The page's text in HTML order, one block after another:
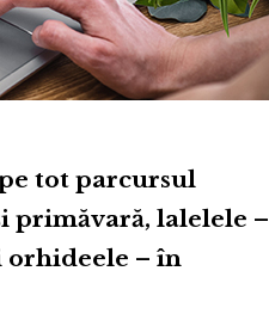
tot parcursul
primăvară, lalelele –
orhideele – în